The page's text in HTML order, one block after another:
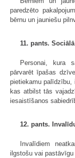
paredzēto
bērnu un jauniešu
11. pants.
Personai, kura
pārvarēt īpašas
pietiekamu palīdzību,
kas atbilst tās
iesaistīšanos
12. pants.
Invalīdiem
ilgstošu vai